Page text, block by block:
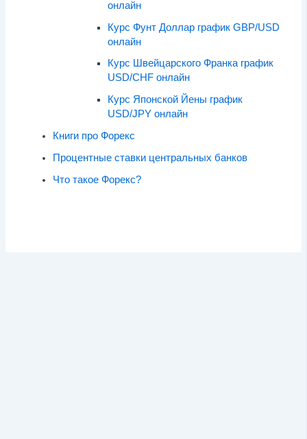
онлайн
Курс Фунт Доллар график GBP/USD
онлайн
Курс Швейцарского Франка график
USD/CHF онлайн
Курс Японской Йены график
USD/JPY онлайн
Книги про Форекс
Процентные ставки центральных банков
Что такое Форекс?